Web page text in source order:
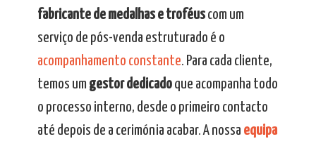
fabricante de medalhas e troféuscom um
serviço de pós-venda estruturado é o
acompanhamento constante. Para cada cliente,
temos um gestor dedicadoque acompanha todo
o processo interno, desde o primeiro contacto
até depois de a cerimónia acabar. A nossa equipa